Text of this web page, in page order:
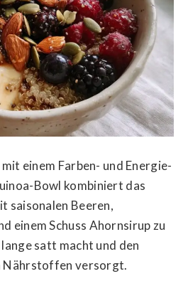
einem Farben- und Energie-
Bowl kombiniert das
saisonalen Beeren,
einem Schuss Ahornsirup zu
satt macht und den
Nährstoffen versorgt.